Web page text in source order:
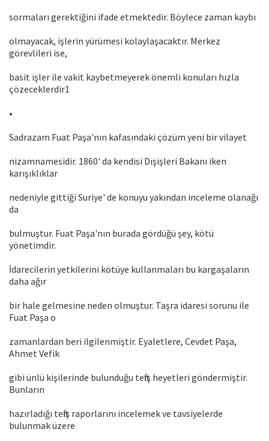
sormaları gerektiğini ifade etmektedir. Böylece zaman kaybı
olmayacak, işlerin yürümesi kolaylaşacaktır. Merkez
görevlileri ise,
basit işler ile vakit kaybetmeyerek önemli konuları hızla
çözeceklerdir1
•
Sadrazam Fuat Paşa'nın kafasındaki çözüm yeni bir vilayet
nizamnamesidir. 1860' da kendisi Dışişleri Bakanı iken
karışıklıklar
nedeniyle gittiği Suriye' de konuyu yakından inceleme olanağı
da
bulmuştur. Fuat Paşa'nın burada gördüğü şey, kötü
yönetimdir.
İdarecilerin yetkilerini kötüye kullanmaları bu kargaşaların
daha ağır
bir hale gelmesine neden olmuştur. Taşra idaresi sorunu ile
Fuat Paşa o
zamanlardan beri ilgilenmiştir. Eyaletlere, Cevdet Paşa,
Ahmet Vefik
gibi ünlü kişilerinde bulunduğu teftiş heyetleri göndermiştir.
Bunların
hazırladığı teftiş raporlarını incelemek ve tavsiyelerde
bulunmak üzere